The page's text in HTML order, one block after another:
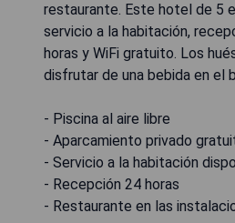
restaurante. Este hotel de 5
servicio a la habitación,
horas y WiFi gratuito. Los
disfrutar de una bebida en el
- Piscina al aire libre
- Aparcamiento privado
- Servicio a la habitación
- Recepción 24 horas
- Restaurante en las